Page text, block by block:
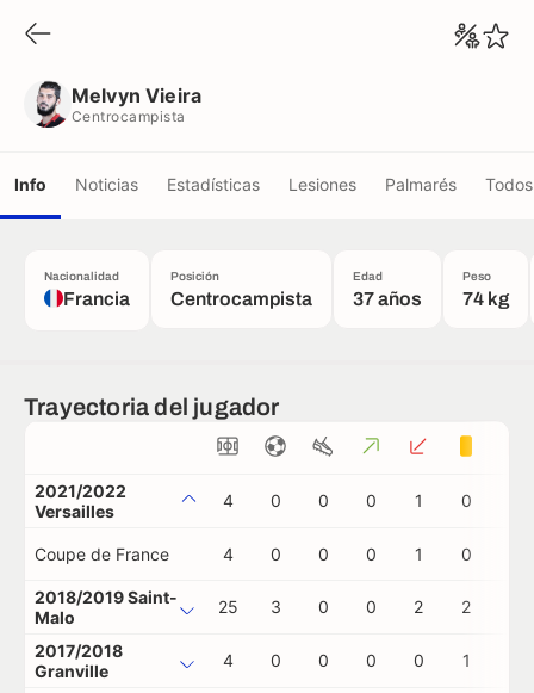
Melvyn Vieira
Centrocampista
Info Noticias Estadísticas Lesiones Palmarés
Nacionalidad
Francia
Posición
Centrocampista
Edad
37 años
Peso
74 kg
Trayectoria del jugador
2021/2022
Versailles
4 0 0 0 1 0
Coupe de France 4 0 0 0 1 0
2018/2019 Saint-
Malo
25 3 0 0 2 2
2017/2018
Granville
4 0 0 0 0 1